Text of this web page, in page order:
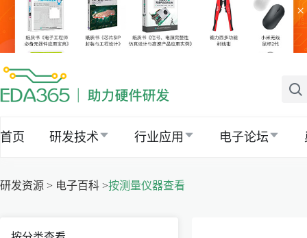
×
首页 研发技术 行业应用 电子论坛
研发资源 > 电子百科 >按测量仪器查看